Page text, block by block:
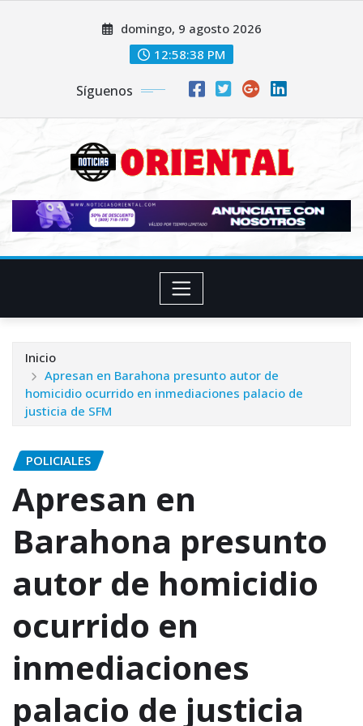
domingo, 9 agosto 2026
12:58:40 PM
Síguenos
Inicio
Apresan en Barahona presunto autor de
homicidio ocurrido en inmediaciones palacio de
justicia de SFM
POLICIALES
Apresan en
Barahona presunto
autor de homicidio
ocurrido en
inmediaciones
palacio de justicia